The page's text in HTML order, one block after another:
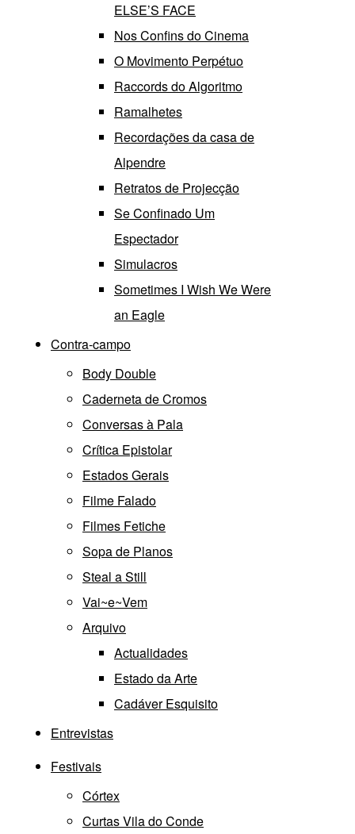
ELSE’S FACE
Nos Confins do Cinema
O Movimento Perpétuo
Raccords do Algoritmo
Ramalhetes
Recordações da casa de
Alpendre
Retratos de Projecção
Se Confinado Um
Espectador
Simulacros
Sometimes I Wish We Were
an Eagle
Contra-campo
Body Double
Caderneta de Cromos
Conversas à Pala
Crítica Epistolar
Estados Gerais
Filme Falado
Filmes Fetiche
Sopa de Planos
Steal a Still
Vai~e~Vem
Arquivo
Actualidades
Estado da Arte
Cadáver Esquisito
Entrevistas
Festivais
Córtex
Curtas Vila do Conde